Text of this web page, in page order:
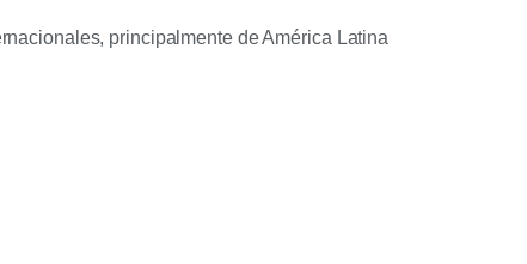
principalmente de América Latina